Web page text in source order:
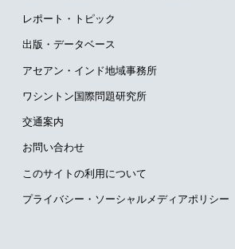
レポート・トピック
出版・データベース
アセアン・インド地域事務所
ワシントン国際問題研究所
交通案内
お問い合わせ
このサイトの利用について
プライバシー・ソーシャルメディアポリシー